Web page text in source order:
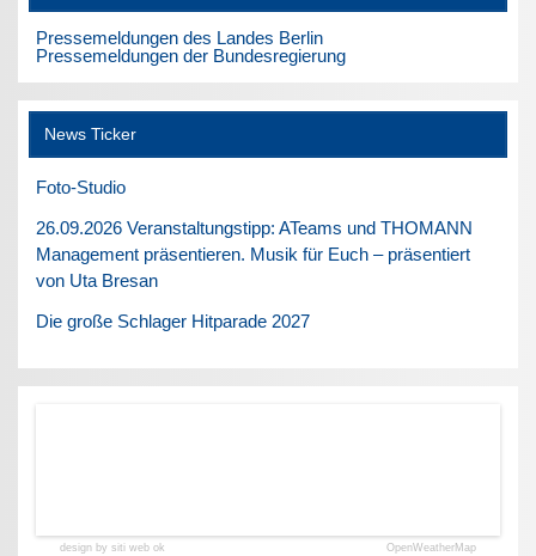
Pressemeldungen des Landes Berlin
Pressemeldungen der Bundesregierung
News Ticker
Foto-Studio
26.09.2026 Veranstaltungstipp: ATeams und THOMANN
Management präsentieren. Musik für Euch – präsentiert
von Uta Bresan
Die große Schlager Hitparade 2027
design by siti web ok OpenWeatherMap